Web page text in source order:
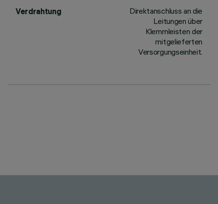
Verdrahtung
Direktanschluss an die
Leitungen über
Klemmleisten der
mitgelieferten
Versorgungseinheit.